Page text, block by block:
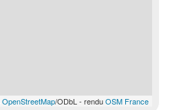
OpenStreetMap/ODbL - renduOSM France